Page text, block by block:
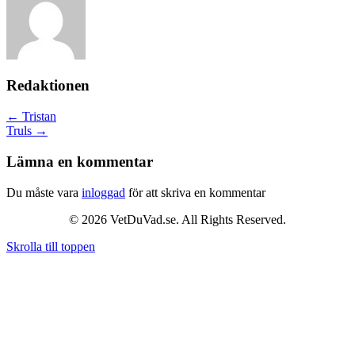
Redaktionen
Posts
navigation
← Tristan
Truls →
Lämna en kommentar
Du måste vara inloggad för att skriva en kommentar
© 2026 VetDuVad.se. All Rights Reserved.
Skrolla till toppen